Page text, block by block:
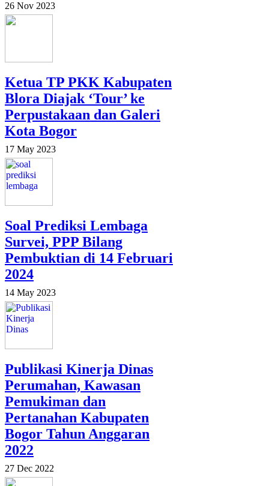
26 Nov 2023
Ketua TP PKK Kabupaten
Blora Diajak ‘Tour’ ke
Perpustakaan dan Galeri
Kota Bogor
17 May 2023
Soal Prediksi Lembaga
Survei, PPP Bilang
Pembuktian di 14 Februari
2024
14 May 2023
Publikasi Kinerja Dinas
Perumahan, Kawasan
Pemukiman dan
Pertanahan Kabupaten
Bogor Tahun Anggaran
2022
27 Dec 2022